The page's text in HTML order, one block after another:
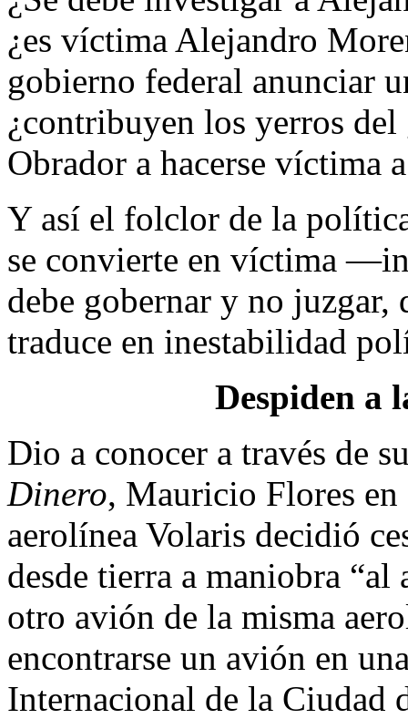
¿es víctima Alejandro
gobierno federal anunciar
¿contribuyen los yerros
Obrador a hacerse víctima
Y así el folclor de la
se convierte en víctima
debe gobernar y no juzgar,
traduce en inestabilidad
Despiden a
Dio a conocer a través de
Dinero, Mauricio Flores
aerolínea Volaris decidió
desde tierra a maniobra
otro avión de la misma
encontrarse un avión en
Internacional de la Ciudad